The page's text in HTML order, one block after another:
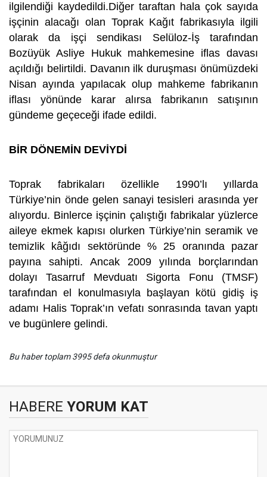
ilgilendiği kaydedildi.Diğer taraftan hala çok sayıda
işçinin alacağı olan Toprak Kağıt fabrikasıyla ilgili
olarak da işçi sendikası Selüloz-İş tarafından
Bozüyük Asliye Hukuk mahkemesine iflas davası
açıldığı belirtildi. Davanın ilk duruşması önümüzdeki
Nisan ayında yapılacak olup mahkeme fabrikanın
iflası yönünde karar alırsa fabrikanın satışının
gündeme geçeceği ifade edildi.
BİR DÖNEMİN DEVİYDİ
Toprak fabrikaları özellikle 1990’lı yıllarda
Türkiye’nin önde gelen sanayi tesisleri arasında yer
alıyordu. Binlerce işçinin çalıştığı fabrikalar yüzlerce
aileye ekmek kapısı olurken Türkiye’nin seramik ve
temizlik kâğıdı sektöründe % 25 oranında pazar
payına sahipti. Ancak 2009 yılında borçlarından
dolayı Tasarruf Mevduatı Sigorta Fonu (TMSF)
tarafından el konulmasıyla başlayan kötü gidiş iş
adamı Halis Toprak’ın vefatı sonrasında tavan yaptı
ve bugünlere gelindi.
Bu haber toplam 3995 defa okunmuştur
HABERE YORUM KAT